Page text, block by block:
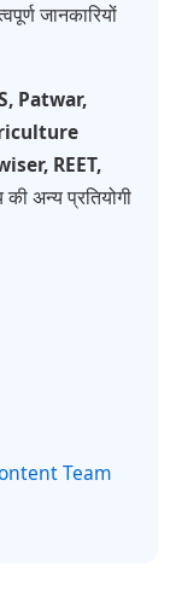
जानकारियों
Patwar,
REET,
अन्य प्रतियोगी
Team